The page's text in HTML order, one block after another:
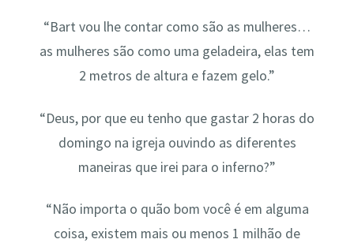
“Bart vou lhe contar como são as mulheres…
as mulheres são como uma geladeira, elas tem
2 metros de altura e fazem gelo.”
“Deus, por que eu tenho que gastar 2 horas do
domingo na igreja ouvindo as diferentes
maneiras que irei para o inferno?”
“Não importa o quão bom você é em alguma
coisa, existem mais ou menos 1 milhão de